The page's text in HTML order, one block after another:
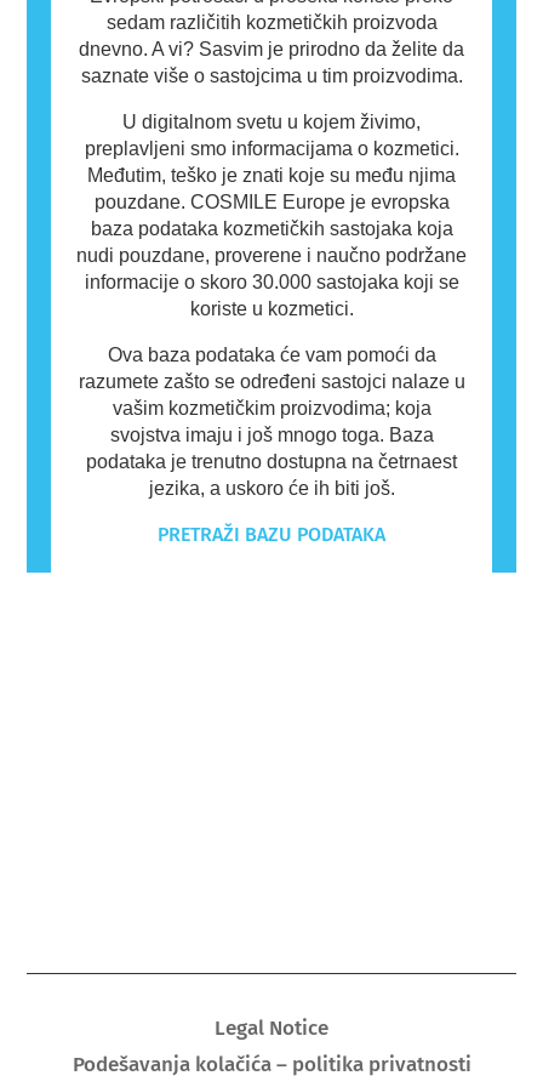
sedam različitih kozmetičkih proizvoda
dnevno. A vi? Sasvim je prirodno da želite da
saznate više o sastojcima u tim proizvodima.
U digitalnom svetu u kojem živimo,
preplavljeni smo informacijama o kozmetici.
Međutim, teško je znati koje su među njima
pouzdane. COSMILE Europe je evropska
baza podataka kozmetičkih sastojaka koja
nudi pouzdane, proverene i naučno podržane
informacije o skoro 30.000 sastojaka koji se
koriste u kozmetici.
Ova baza podataka će vam pomoći da
razumete zašto se određeni sastojci nalaze u
vašim kozmetičkim proizvodima; koja
svojstva imaju i još mnogo toga. Baza
podataka je trenutno dostupna na četrnaest
jezika, a uskoro će ih biti još.
PRETRAŽI BAZU PODATAKA
Legal Notice
Podešavanja kolačića – politika privatnosti